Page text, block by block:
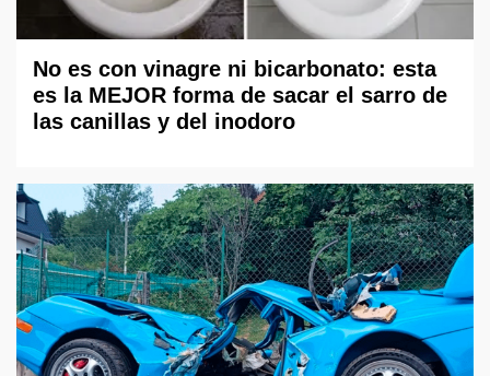
No es con vinagre ni bicarbonato: esta
es la MEJOR forma de sacar el sarro de
las canillas y del inodoro